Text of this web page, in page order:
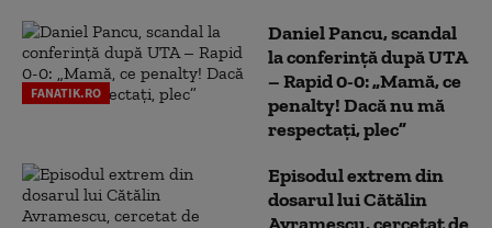
FANATIK.RO
Daniel Pancu, scandal
la conferință după UTA
– Rapid 0-0: „Mamă, ce
penalty! Dacă nu mă
respectați, plec”
Episodul extrem din
dosarul lui Cătălin